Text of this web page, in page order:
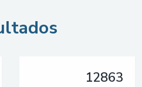
12863